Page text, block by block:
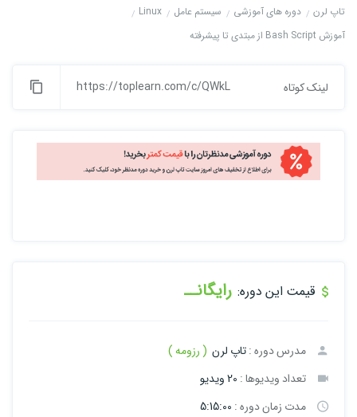
تاپ لرن دوره های آموزشی سیستم عامل
Linux
آموزش Bash Script از مبتدی تا پیشرفته
لینک کوتاه https://toplearn.com/c/QWkL
قیمت این دوره: رایگانــ
مدرس دوره :تاپ لرن ( رزومه )
تعداد ویدیوها : 20 ویدیو
مدت زمان دوره : 5:15:00